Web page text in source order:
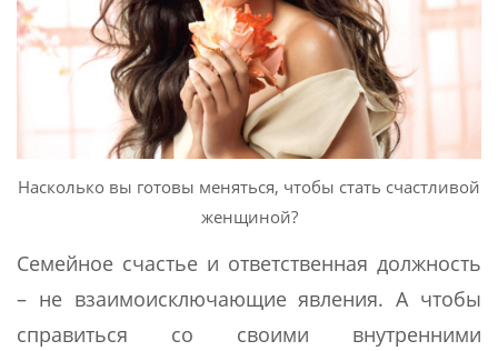
Насколько вы готовы меняться, чтобы стать счастливой
женщиной?
Семейное счастье и ответственная должность
– не взаимоисключающие явления. А чтобы
справиться со своими внутренними